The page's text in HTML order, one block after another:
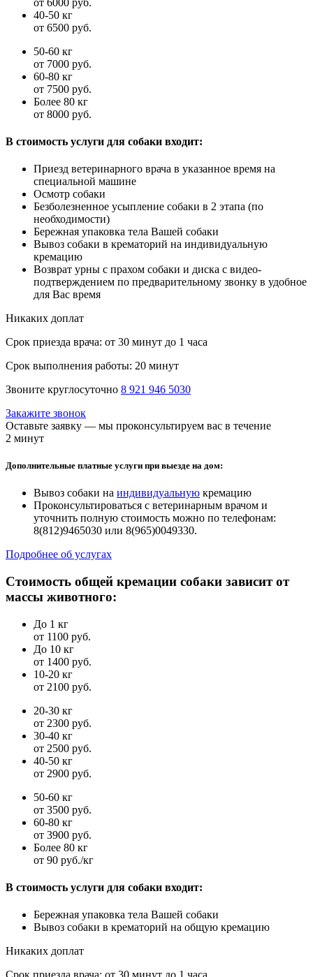
40-50 кг
от 6500 руб.
50-60 кг
от 7000 руб.
60-80 кг
от 7500 руб.
Более 80 кг
от 8000 руб.
В стоимость услуги для собаки входит:
Приезд ветеринарного врача в указанное время на
специальной машине
Осмотр собаки
Безболезненное усыпление собаки в 2 этапа (по
необходимости)
Бережная упаковка тела Вашей собаки
Вывоз собаки в крематорий на индивидуальную
кремацию
Возврат урны с прахом собаки и диска с видео-
подтверждением по предварительному звонку в удобное
для Вас время
Никаких доплат
Срок приезда врача: от 30 минут до 1 часа
Срок выполнения работы: 20 минут
Звоните круглосуточно 8 921 946 5030
Закажите звонок
Оставьте заявку — мы проконсультируем вас в течение
2 минут
Дополнительные платные услуги при выезде на дом:
Вывоз собаки на индивидуальную кремацию
Проконсультироваться с ветеринарным врачом и
уточнить полную стоимость можно по телефонам:
8(812)9465030 или 8(965)0049330.
Подробнее об услугах
Стоимость общей кремации собаки зависит от
массы животного:
До 1 кг
от 1100 руб.
До 10 кг
от 1400 руб.
10-20 кг
от 2100 руб.
20-30 кг
от 2300 руб.
30-40 кг
от 2500 руб.
40-50 кг
от 2900 руб.
50-60 кг
от 3500 руб.
60-80 кг
от 3900 руб.
Более 80 кг
от 90 руб./кг
В стоимость услуги для собаки входит:
Бережная упаковка тела Вашей собаки
Вывоз собаки в крематорий на общую кремацию
Никаких доплат